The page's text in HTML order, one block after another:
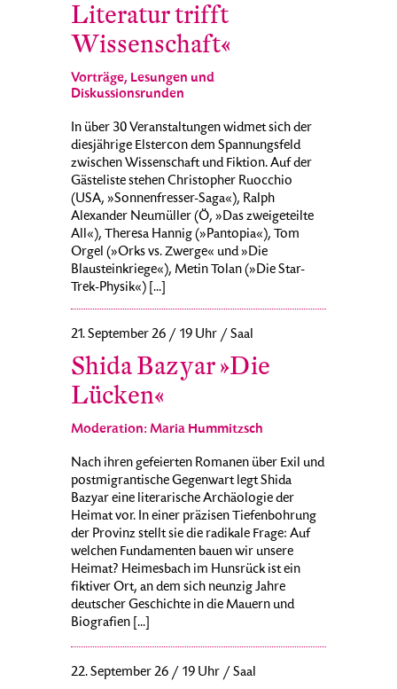
Literatur trifft
Wissenschaft«
Vorträge, Lesungen und
Diskussionsrunden
In über 30 Veranstaltungen widmet sich der
diesjährige Elstercon dem Spannungsfeld
zwischen Wissenschaft und Fiktion. Auf der
Gästeliste stehen Christopher Ruocchio
(USA, »Sonnenfresser-Saga«), Ralph
Alexander Neumüller (Ö, »Das zweigeteilte
All«), Theresa Hannig (»Pantopia«), Tom
Orgel (»Orks vs. Zwerge« und »Die
Blausteinkriege«), Metin Tolan (»Die Star-
Trek-Physik«) [...]
21. September 26 / 19 Uhr / Saal
Shida Bazyar »Die
Lücken«
Moderation: Maria Hummitzsch
Nach ihren gefeierten Romanen über Exil und
postmigrantische Gegenwart legt Shida
Bazyar eine literarische Archäologie der
Heimat vor. In einer präzisen Tiefenbohrung
der Provinz stellt sie die radikale Frage: Auf
welchen Fundamenten bauen wir unsere
Heimat? Heimesbach im Hunsrück ist ein
fiktiver Ort, an dem sich neunzig Jahre
deutscher Geschichte in die Mauern und
Biografien [...]
22. September 26 / 19 Uhr / Saal